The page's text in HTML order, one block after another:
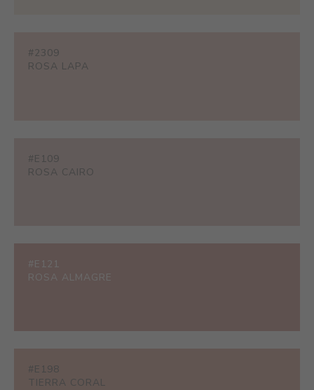
#2309
ROSA LAPA
#E109
ROSA CAIRO
#E121
ROSA ALMAGRE
#E198
TIERRA CORAL